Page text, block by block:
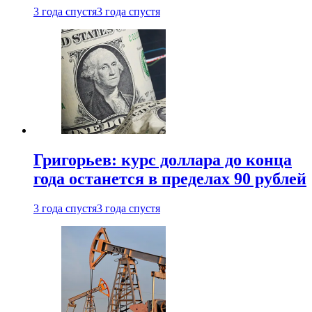
3 года спустя3 года спустя
Григорьев: курс доллара до конца
года останется в пределах 90 рублей
3 года спустя3 года спустя